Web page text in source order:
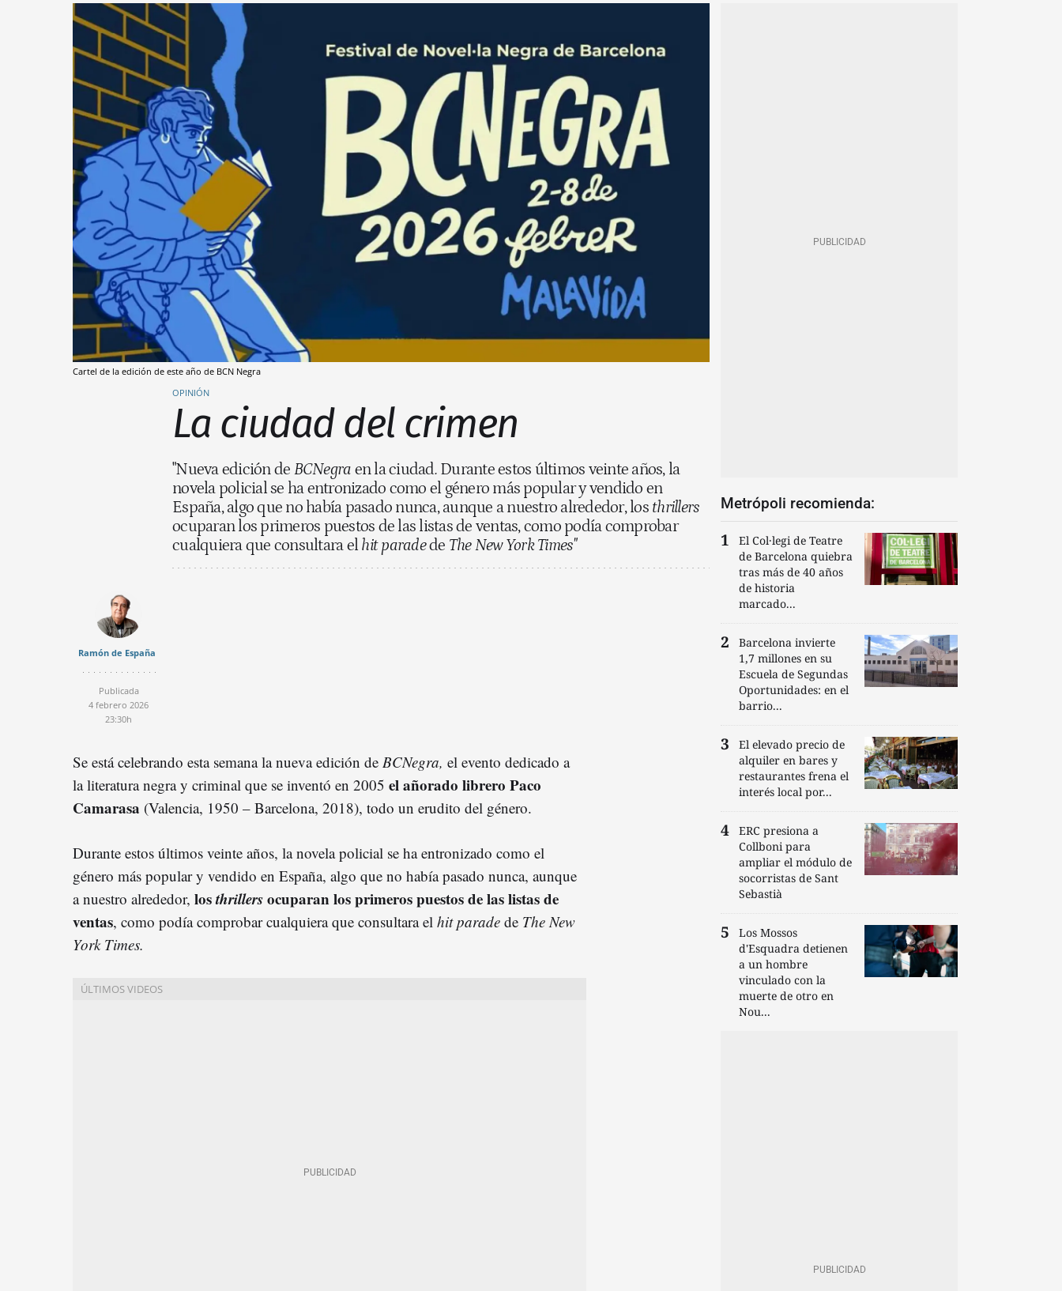
Cartel de la edición de este año de BCN Negra
OPINIÓN
La ciudad del crimen
"Nueva edición de BCNegra en la ciudad. Durante estos últimos veinte años, la
novela policial se ha entronizado como el género más popular y vendido en
España, algo que no había pasado nunca, aunque a nuestro alrededor, los thrillers
ocuparan los primeros puestos de las listas de ventas, como podía comprobar
cualquiera que consultara elhit paradede The New York Times"
Ramón de España
Publicada
4 febrero 2026
23:30h
Se está celebrando esta semana la nueva edición de BCNegra, el evento dedicado a
la literatura negra y criminal que se inventó en 2005 el añorado librero Paco
Camarasa (Valencia, 1950 – Barcelona, 2018), todo un erudito del género.
Durante estos últimos veinte años, la novela policial se ha entronizado como el
género más popular y vendido en España, algo que no había pasado nunca, aunque
a nuestro alrededor, losthrillersocuparan los primeros puestos de las listas de
ventas, como podía comprobar cualquiera que consultara el hit parade de The New
York Times.
Metrópoli recomienda:
El Col·legi de Teatre
de Barcelona quiebra
tras más de 40 años
de historia
marcado...
Barcelona invierte
1,7 millones en su
Escuela de Segundas
Oportunidades: en el
barrio...
El elevado precio de
alquiler en bares y
restaurantes frena el
interés local por...
ERC presiona a
Collboni para
ampliar el módulo de
socorristas de Sant
Sebastià
Los Mossos
d'Esquadra detienen
a un hombre
vinculado con la
muerte de otro en
Nou...